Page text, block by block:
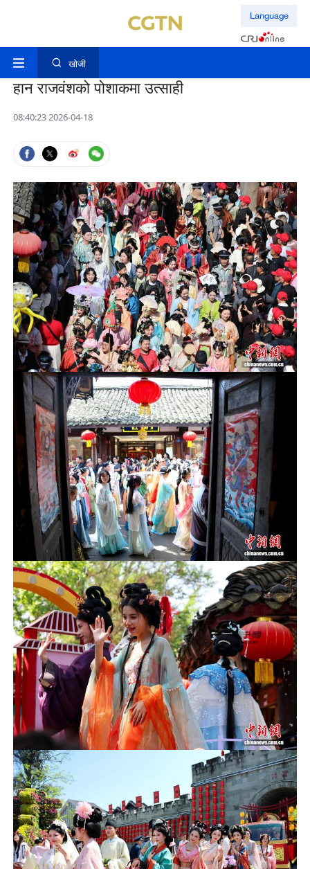
Language
खोजी
हान राजवंशको पोशाकमा उत्साही
08:40:23 2026-04-18